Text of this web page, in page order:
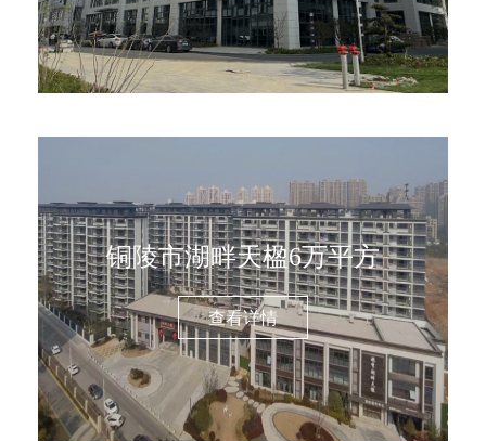
铜陵市湖畔天楹6万平方
查看详情